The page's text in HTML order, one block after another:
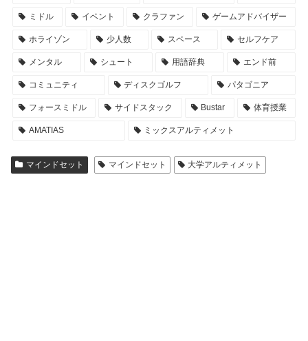
ミドル イベント クラファン ゲームアドバイザー
ホライゾン 少人数 スペース セルフケア
メンタル シュート 用語辞典 エンド前
コミュニティ ディスクゴルフ パタゴニア
フォースミドル サイドスタック Bustar 体育授業
AMATIAS ミックスアルティメット
マインドセット マインドセット 大学アルティメット